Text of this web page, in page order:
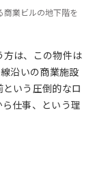
商業ビルの地下階を
は、この物件は
沿いの商業施設
いう圧倒的なロ
仕事、という理